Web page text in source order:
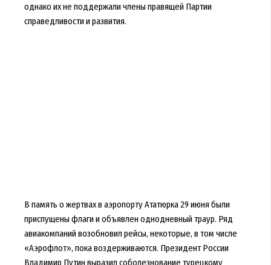
однако их не поддержали члены правящей Партии
справедливости и развития.
В память о жертвах в аэропорту Ататюрка 29 июня были
приспущены флаги и объявлен однодневный траур. Ряд
авиакомпаний возобновил рейсы, некоторые, в том числе
«Аэрофлот», пока воздерживаются. Президент России
Владимир Путин выразил соболезнование турецкому